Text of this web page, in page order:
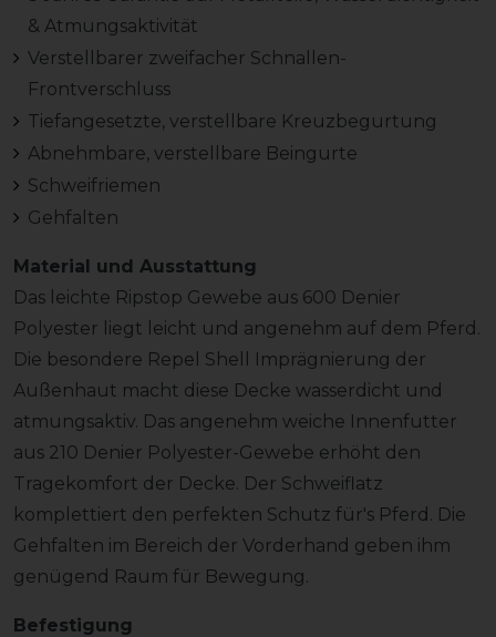
& Atmungsaktivität
Verstellbarer zweifacher Schnallen-
Frontverschluss
Tiefangesetzte, verstellbare Kreuzbegurtung
Abnehmbare, verstellbare Beingurte
Schweifriemen
Gehfalten
Material und Ausstattung
Das leichte Ripstop Gewebe aus 600 Denier
Polyester liegt leicht und angenehm auf dem Pferd.
Die besondere Repel Shell Imprägnierung der
Außenhaut macht diese Decke wasserdicht und
atmungsaktiv. Das angenehm weiche Innenfutter
aus 210 Denier Polyester-Gewebe erhöht den
Tragekomfort der Decke. Der Schweiflatz
komplettiert den perfekten Schutz für's Pferd. Die
Gehfalten im Bereich der Vorderhand geben ihm
genügend Raum für Bewegung.
Befestigung